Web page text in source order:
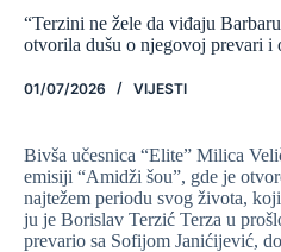
“Terzini ne žele da viđaju
otvorila dušu o njegovoj prevari i
01/07/2026 VIJESTI
Bivša učesnica “Elite” Milica
emisiji “Amidži šou”, gde je
najtežem periodu svog života,
ju je Borislav Terzić Terza u
prevario sa Sofijom Janićijević,